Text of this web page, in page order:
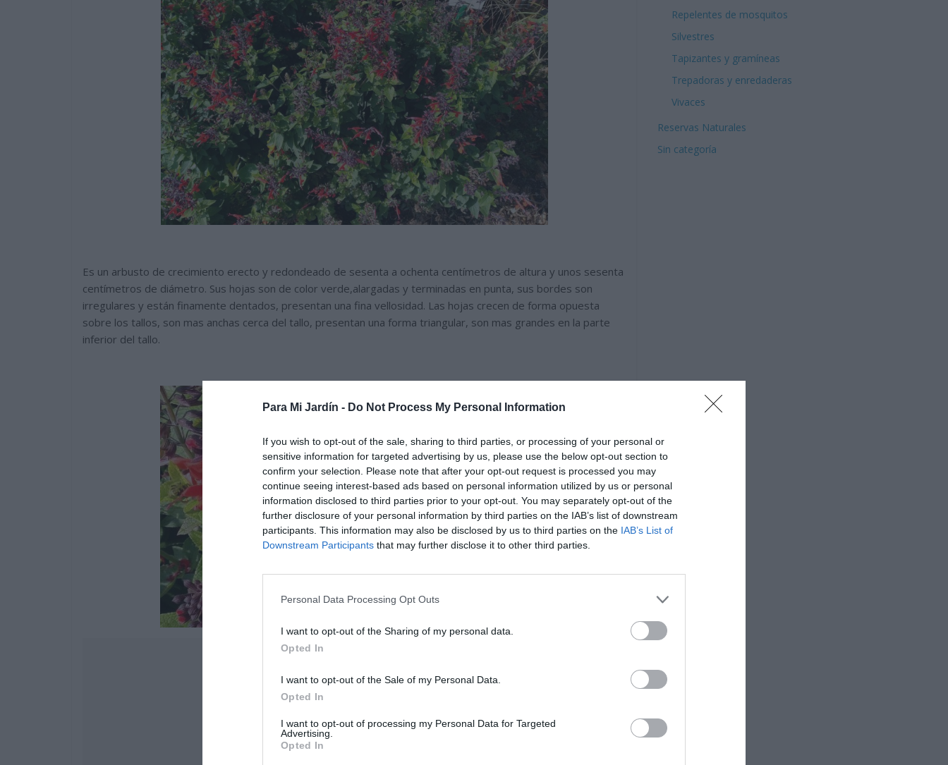
Para Mi Jardín - Do Not Process My Personal Information
If you wish to opt-out of the sale, sharing to third parties, or processing of your personal or
sensitive information for targeted advertising by us, please use the below opt-out section to
confirm your selection. Please note that after your opt-out request is processed you may
continue seeing interest-based ads based on personal information utilized by us or personal
information disclosed to third parties prior to your opt-out. You may separately opt-out of the
further disclosure of your personal information by third parties on the IAB’s list of downstream
participants. This information may also be disclosed by us to third parties on the IAB’s List of
Downstream Participants that may further disclose it to other third parties.
Personal Data Processing Opt Outs
I want to opt-out of the Sharing of my personal data.
Opted In
I want to opt-out of the Sale of my Personal Data.
Opted In
I want to opt-out of processing my Personal Data for Targeted
Advertising.
Opted In
Es un arbusto de crecimiento erecto y redondeado de sesenta a ochenta centímetros de altura y unos sesenta
centímetros de diámetro. Sus hojas son de color verde,alargadas y terminadas en punta, sus bordes son
irregulares y están finamente dentados, presentan una fina vellosidad. Las hojas crecen de forma opuesta
sobre los tallos, son mas anchas cerca del tallo, presentan una forma triangular, son mas grandes en la parte
inferior del tallo.
Repelentes de mosquitos
Silvestres
Tapizantes y gramíneas
Trepadoras y enredaderas
Vivaces
Reservas Naturales
Sin categoría